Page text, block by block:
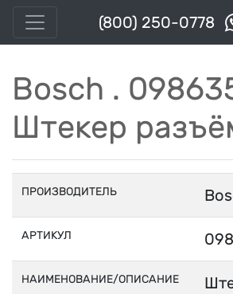
(800) 250-0778
Bosch .
Штекер
ПРОИЗВОДИТЕЛЬ
АРТИКУЛ
НАИМЕНОВАНИЕ/ОПИСАНИЕ